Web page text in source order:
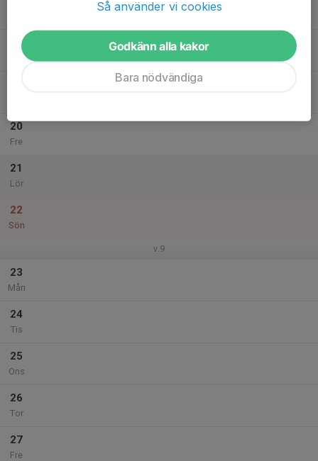
18
Ons
Inomhusträning
20
Fre
21
Lör
22
Sön
v.9
23
Mån
24
Tis
25
Ons
26
Tor
27
Fre
Så använder vi cookies
Godkänn alla kakor
Bara nödvändiga